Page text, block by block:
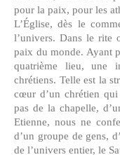
pour la paix, pour les
L’Église, dès le
l’univers. Dans le rite
paix du monde. Ayant
quatrième lieu, une
chrétiens. Telle est la
cœur d’un chrétien
pas de la chapelle,
Etienne, nous ne
d’un groupe de gens,
de l’univers entier, le